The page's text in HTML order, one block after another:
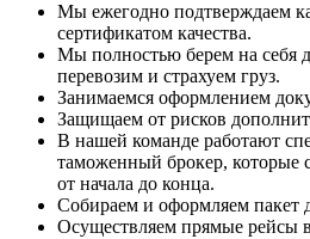
Мы ежегодно подтверждаем
сертификатом качества.
Мы полностью берем на себя
перевозим и страхуем груз.
Занимаемся оформлением
Защищаем от рисков
В нашей команде работают
таможенный брокер, которые
от начала до конца.
Собираем и оформляем пакет
Осуществляем прямые рейсы